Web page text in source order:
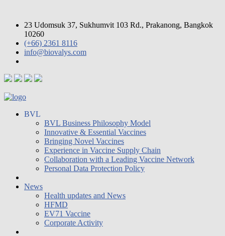
23 Udomsuk 37, Sukhumvit 103 Rd., Prakanong, Bangkok
10260
(+66) 2361 8116
info@biovalys.com
BVL
BVL Business Philosophy Model
Innovative & Essential Vaccines
Bringing Novel Vaccines
Experience in Vaccine Supply Chain
Collaboration with a Leading Vaccine Network
Personal Data Protection Policy
News
Health updates and News
HFMD
EV71 Vaccine
Corporate Activity